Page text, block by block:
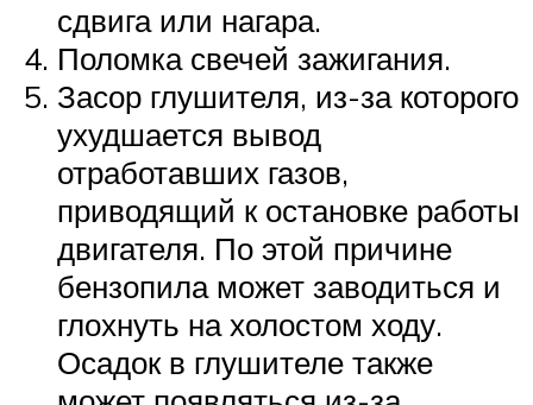
сдвига или нагара.
Поломка свечей зажигания.
Засор глушителя, из-за которого
ухудшается вывод
отработавших газов,
приводящий к остановке работы
двигателя. По этой причине
бензопила может заводиться и
глохнуть на холостом ходу.
Осадок в глушителе также